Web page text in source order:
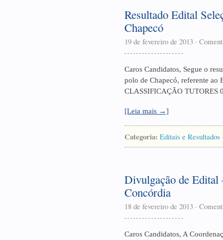
Resultado Edital
Chapecó
19 de fevereiro de 2013 ·
Caros Candidatos, Segue o
polo de Chapecó, referente ao
CLASSIFICAÇÃO TUTORES
[Leia mais →]
Categoria: Editais e Resultados
Divulgação de Edital
Concórdia
18 de fevereiro de 2013 ·
Caros Candidatos, A